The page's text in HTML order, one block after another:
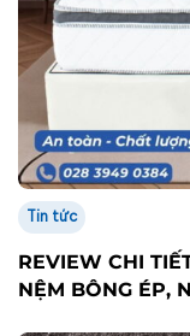
Tin tức
REVIEW CHI
NỆM BÔNG ÉP,